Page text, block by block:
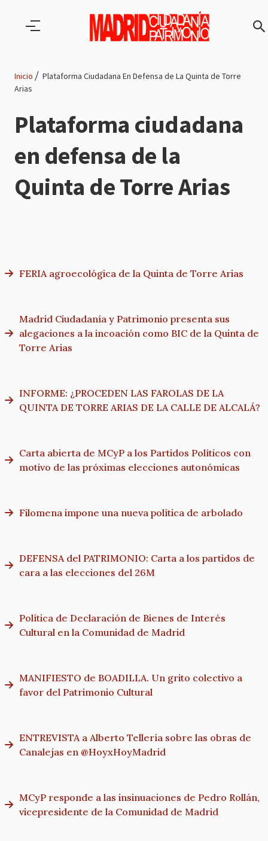
de
navegación
Inicio
Plataforma Ciudadana En Defensa de La Quinta de Torre
Arias
Plataforma ciudadana
en defensa de la
Quinta de Torre Arias
FERIA agroecológica de la Quinta de Torre Arias
Madrid Ciudadanía y Patrimonio presenta sus
alegaciones a la incoación como BIC de la Quinta de
Torre Arias
INFORME: ¿PROCEDEN LAS FAROLAS DE LA
QUINTA DE TORRE ARIAS DE LA CALLE DE ALCALÁ?
Carta abierta de MCyP a los Partidos Políticos con
motivo de las próximas elecciones autonómicas
Filomena impone una nueva política de arbolado
DEFENSA del PATRIMONIO: Carta a los partidos de
cara a las elecciones del 26M
Política de Declaración de Bienes de Interés
Cultural en la Comunidad de Madrid
MANIFIESTO de BOADILLA. Un grito colectivo a
favor del Patrimonio Cultural
ENTREVISTA a Alberto Tellería sobre las obras de
Canalejas en @HoyxHoyMadrid
MCyP responde a las insinuaciones de Pedro Rollán,
vicepresidente de la Comunidad de Madrid